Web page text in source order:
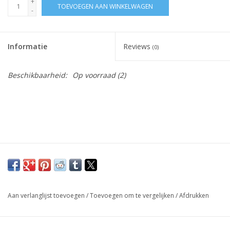
HAARBANDEN
-
TOEVOEGEN AAN WINKELWAGEN
Informatie Reviews (0)
Beschikbaarheid: Op voorraad(2)
Aan verlanglijst toevoegen /Toevoegen om te vergelijken /Afdrukken